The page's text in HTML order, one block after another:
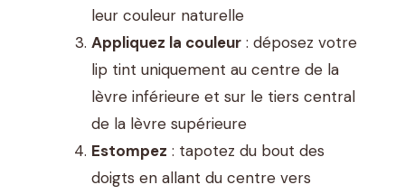
leur couleur naturelle
Appliquez la couleur : déposez votre
lip tint uniquement au centre de la
lèvre inférieure et sur le tiers central
de la lèvre supérieure
Estompez : tapotez du bout des
doigts en allant du centre vers